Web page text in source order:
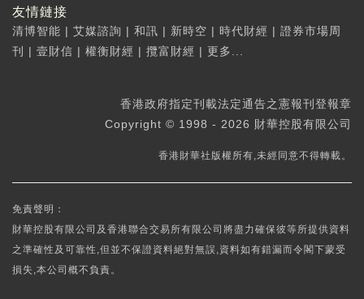
友情鏈接
清博智能 | 艾媒諮詢 | 和訊 | 新時空 | 時代財經 | 證券市場周
刊
| 壹財信 | 權衡財經 | 攬富財經 | 更多...
香港政府指定刊載法定通告之憲報刊登報章
Copyright © 1998 - 2026 財華控股有限公司
香港財華社版權所有,未經同意不得轉載。
免責聲明：
財華控股有限公司及香港聯合交易所有限公司將盡力確保彼等所提供資料
之準確性及可靠性,但並不保證資料絕對無誤,資料如有錯漏而令閣下蒙受
損失,本公司概不負責。